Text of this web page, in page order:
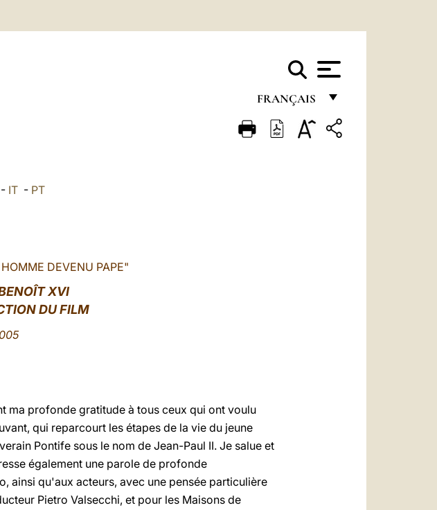
FRANÇAIS
FRANÇAIS
- IT - PT
DEVENU PAPE"
XVI
DU FILM
ma profonde gratitude à tous ceux qui ont voulu
qui reparcourt les étapes de la vie du jeune
Pontife sous le nom de Jean-Paul II. Je salue et
également une parole de profonde
qu'aux acteurs, avec une pensée particulière
Pietro Valsecchi, et pour les Maisons de